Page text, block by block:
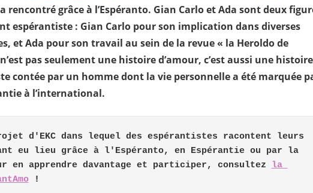
rencontré grâce à l’Espéranto. Gian Carlo et Ada sont deux
espérantiste : Gian Carlo pour son implication dans diverses
et Ada pour son travail au sein de la revue « la Heroldo de
pas seulement une histoire d’amour, c’est aussi une histoire
contée par un homme dont la vie personnelle a été marquée
à l’international.
d'EKC dans lequel des espérantistes racontent leurs
eu lieu grâce à l'Espéranto, en Espérantie ou par la
en apprendre davantage et participer, consultez la
!